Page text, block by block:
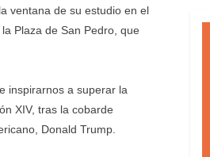
ventana de su estudio en el
Plaza de San Pedro, que
inspirarnos a superar la
XIV, tras la cobarde
Donald Trump.